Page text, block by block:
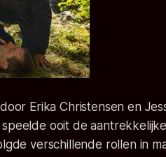
Erika Christensen en
ooit de
verschillende rollen in